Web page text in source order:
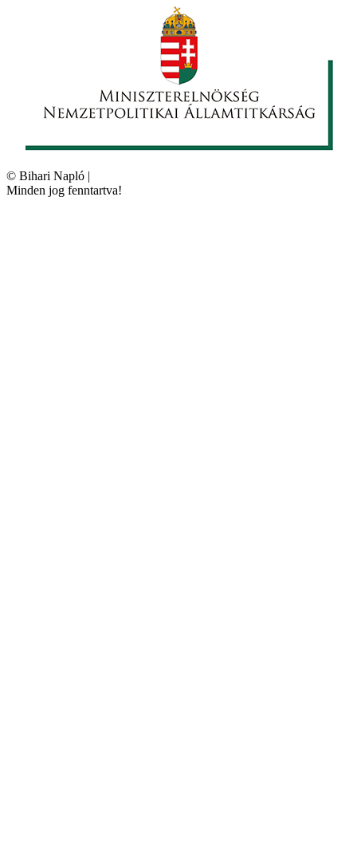
© Bihari Napló |
Minden jog fenntartva!